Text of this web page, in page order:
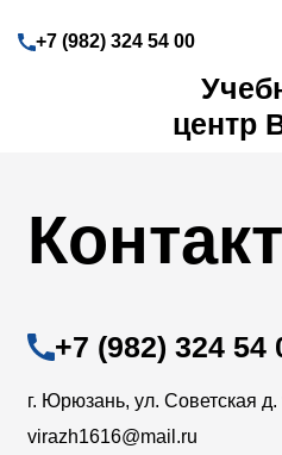
Основная
центр
+7 (982) 324 54 00
+7 (982) 324 54
г. Юрюзань, ул. Советская д.
virazh1616@mail.ru